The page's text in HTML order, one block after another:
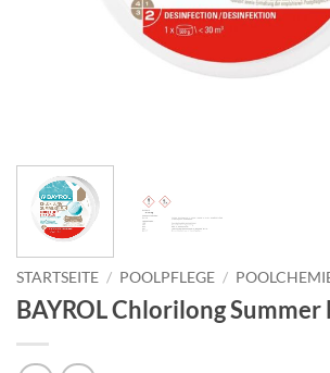
STARTSEITE / POOLPFLEGE /
BAYROL Chlorilong Summer